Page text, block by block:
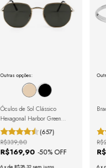
Outras opções:
Óculos de Sol Clássico
Hexagonal Harbor Green
Gold
(657)
R$169,90-50% OFF
R$339,80